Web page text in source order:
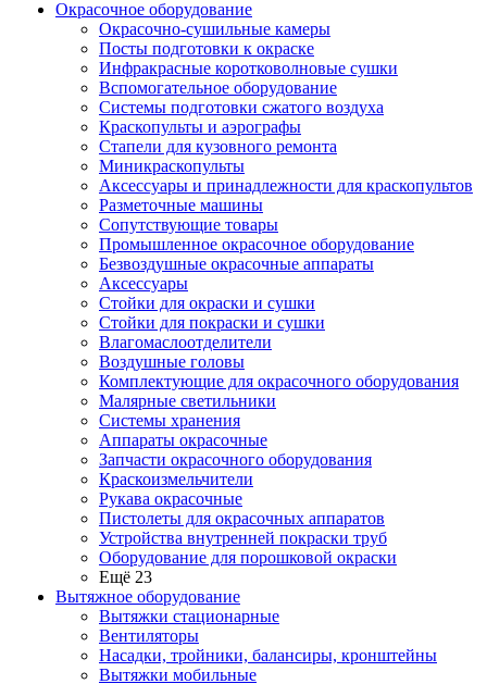
Окрасочное оборудование
Окрасочно-сушильные камеры
Посты подготовки к окраске
Инфракрасные коротковолновые сушки
Вспомогательное оборудование
Системы подготовки сжатого воздуха
Краскопульты и аэрографы
Стапели для кузовного ремонта
Миникраскопульты
Аксессуары и принадлежности для краскопультов
Разметочные машины
Сопутствующие товары
Промышленное окрасочное оборудование
Безвоздушные окрасочные аппараты
Аксессуары
Стойки для окраски и сушки
Стойки для покраски и сушки
Влагомаслоотделители
Воздушные головы
Комплектующие для окрасочного оборудования
Малярные светильники
Системы хранения
Аппараты окрасочные
Запчасти окрасочного оборудования
Краскоизмельчители
Рукава окрасочные
Пистолеты для окрасочных аппаратов
Устройства внутренней покраски труб
Оборудование для порошковой окраски
Ещё 23
Вытяжное оборудование
Вытяжки стационарные
Вентиляторы
Насадки, тройники, балансиры, кронштейны
Вытяжки мобильные